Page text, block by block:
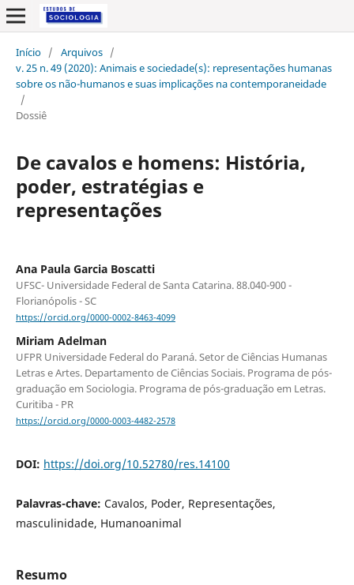
Início / Arquivos /
v. 25 n. 49 (2020): Animais e sociedade(s): representações humanas
sobre os não-humanos e suas implicações na contemporaneidade
/
Dossiê
De cavalos e homens: História,
poder, estratégias e
representações
Ana Paula Garcia Boscatti
UFSC- Universidade Federal de Santa Catarina. 88.040-900 -
Florianópolis - SC
https://orcid.org/0000-0002-8463-4099
Miriam Adelman
UFPR Universidade Federal do Paraná. Setor de Ciências Humanas
Letras e Artes. Departamento de Ciências Sociais. Programa de pós-
graduação em Sociologia. Programa de pós-graduação em Letras.
Curitiba - PR
https://orcid.org/0000-0003-4482-2578
DOI: https://doi.org/10.52780/res.14100
Palavras-chave: Cavalos, Poder, Representações,
masculinidade, Humanoanimal
Resumo